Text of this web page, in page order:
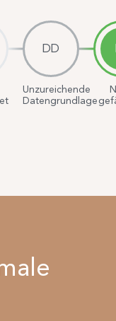
DD
Unzureichende
Datengrundlage